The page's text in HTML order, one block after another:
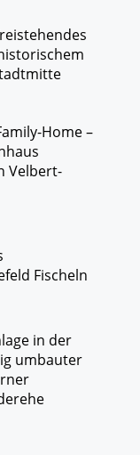
Home –
Velbert-
Fischeln
in der
umbauter